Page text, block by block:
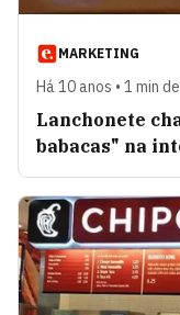
MARKETING
Há 10 anos • 1 min
Lanchonete
babacas" na